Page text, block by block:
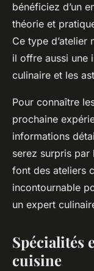
bénéficiez d’un
théorie et
Ce type d’atelier
il offre aussi une
culinaire et les
Pour connaître
prochaine
informations
serez surpris par
font des ateliers
incontournable
un expert
Spécialités
cuisine